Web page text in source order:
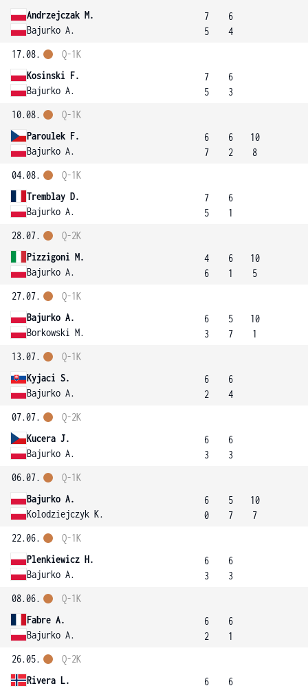
Andrzejczak M.
Bajurko A.
7
5
6
4
17.08.
Kosinski F.
Bajurko A.
Q-1K
7
5
6
3
10.08.
Paroulek F.
Bajurko A.
Q-1K
6
7
6
2
10
8
04.08.
Tremblay D.
Bajurko A.
Q-1K
7
5
6
1
28.07.
Pizzigoni M.
Bajurko A.
Q-2K
4
6
6
1
10
5
27.07.
Bajurko A.
Borkowski M.
Q-1K
6
3
5
7
10
1
13.07.
Kyjaci S.
Bajurko A.
Q-1K
6
2
6
4
07.07.
Kucera J.
Bajurko A.
Q-2K
6
3
6
3
06.07.
Bajurko A.
Kolodziejczyk K.
Q-1K
6
0
5
7
10
7
22.06.
Plenkiewicz H.
Bajurko A.
Q-1K
6
3
6
3
08.06.
Fabre A.
Bajurko A.
Q-1K
6
2
6
1
26.05.
Rivera L.
Q-2K
6
6